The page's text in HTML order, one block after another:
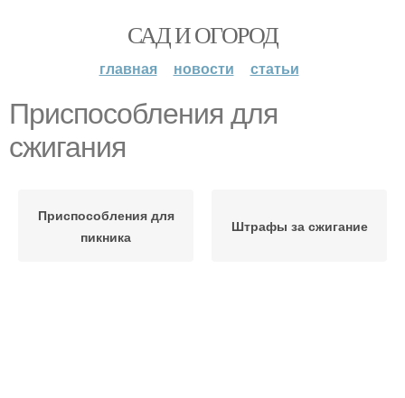
САД И ОГОРОД
главная новости статьи
Приспособления для
сжигания
Приспособления для
пикника
Штрафы за сжигание